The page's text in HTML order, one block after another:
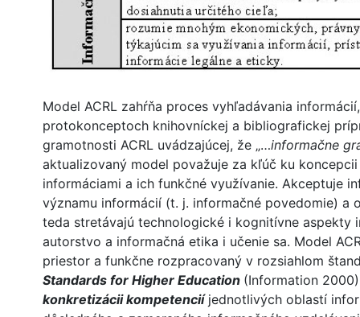
Model ACRL zahŕňa proces vyhľadávania
protokonceptoch knihovníckej a bibliografickej
gramotnosti ACRL uvádzajúcej, že „…informačne
aktualizovaný model považuje za kľúč ku
informáciami a ich funkčné využívanie. Akceptuje
významu informácií (t. j. informačné povedomie) a
teda stretávajú technologické i kognitívne aspekty
autorstvo a informačná etika i učenie sa. Model
priestor a funkčne rozpracovaný v rozsiahlom
Standards for Higher Education (Information
konkretizácii kompetenciíjednotlivých oblastí